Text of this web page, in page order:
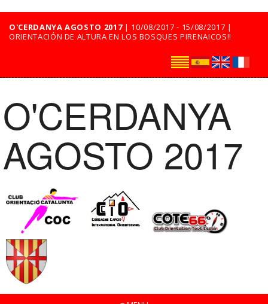
O'CERDANYA AGOSTO 2017| 10/08/2017 - 15/08/2017 |
ORIENTACIÓN DE ALTURA EN LOS BOSQUES PIRENAICOS!!
O'CERDANYA
AGOSTO 2017